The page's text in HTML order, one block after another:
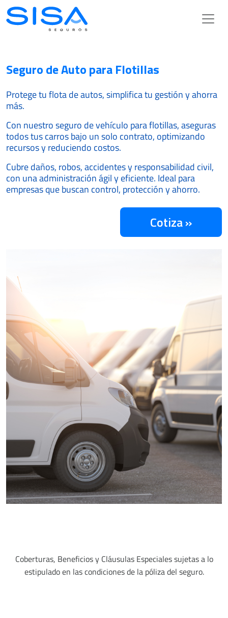
SISA Seguros | Seguro para
Seguro de Auto para Flotillas
Protege tu flota de autos, simplifica tu gestión y ahorra
más.
Con nuestro seguro de vehículo para flotillas, aseguras
todos tus carros bajo un solo contrato, optimizando
recursos y reduciendo costos.
Cubre daños, robos, accidentes y responsabilidad civil,
con una administración ágil y eficiente. Ideal para
empresas que buscan control, protección y ahorro.
Cotiza »
Coberturas, Beneficios y Cláusulas Especiales sujetas a lo
estipulado en las condiciones de la póliza del seguro.